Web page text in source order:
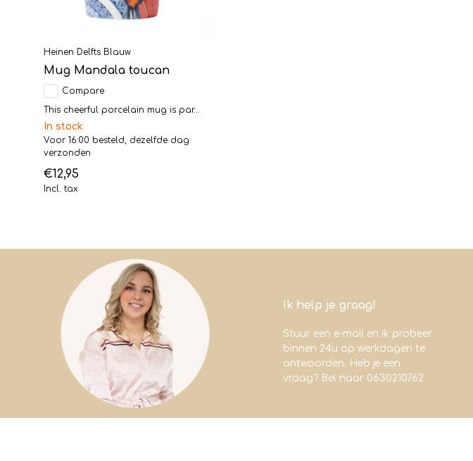
Heinen Delfts Blauw
Mug Mandala toucan
Compare
This cheerful porcelain mug is par...
In stock
Voor 16:00 besteld, dezelfde dag
verzonden
€12,95
Incl. tax
Ik help je graag!
Stuur een e-mail en ik probeer
binnen 24u op werkdagen te
antwoorden. Heb je een
vraag? Bel naar 0630210762